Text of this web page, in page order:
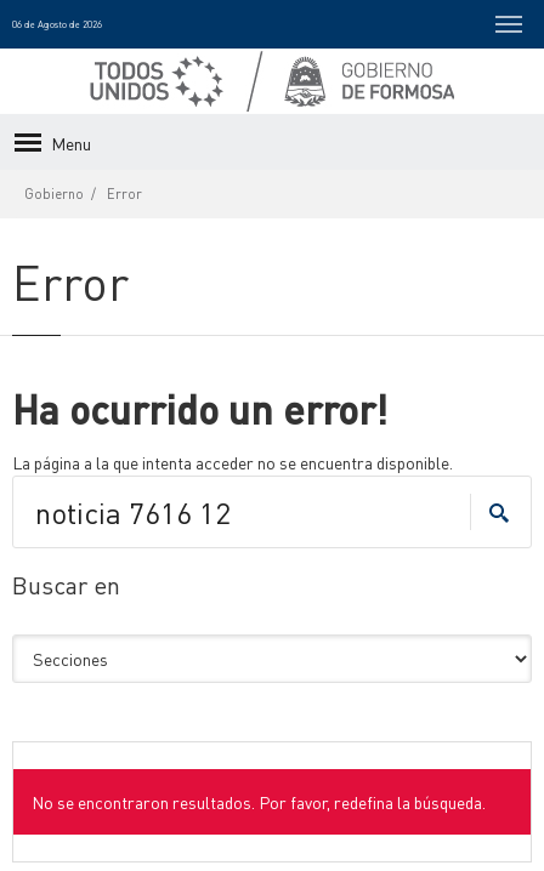
06 de Agosto de 2026
Menu
Gobierno Error
Error
Ha ocurrido un error!
La página a la que intenta acceder no se encuentra disponible.
Buscar en
No se encontraron resultados. Por favor, redefina la búsqueda.